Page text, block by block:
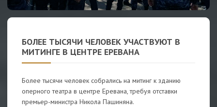
БОЛЕЕ ТЫСЯЧИ ЧЕЛОВЕК УЧАСТВУЮТ В
МИТИНГЕ В ЦЕНТРЕ ЕРЕВАНА
Более тысячи человек собрались на митинг к зданию
оперного театра в центре Еревана, требуя отставки
премьер-министра Никола Пашиняна.